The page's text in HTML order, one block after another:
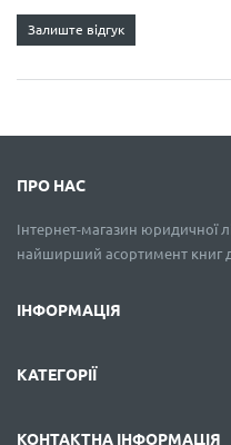
Залиште відгук
ПРО НАС
Інтернет-магазин юридичної
найширший асортимент книг
ІНФОРМАЦІЯ
КАТЕГОРІЇ
КОНТАКТНА ІНФОРМАЦІЯ